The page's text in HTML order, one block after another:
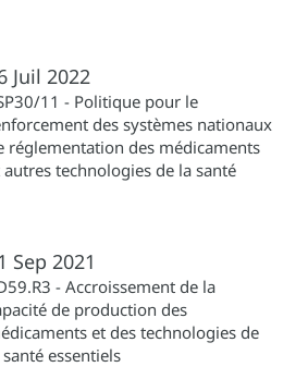
Juil 2022
11 - Politique pour le
des systèmes nationaux
réglementation des médicaments
autres technologies de la santé
Sep 2021
- Accroissement de la
de production des
et des technologies de
santé essentiels